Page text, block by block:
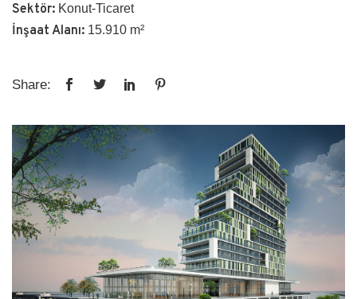
Sektör: Konut-Ticaret
İnşaat Alanı: 15.910 m²
Share: